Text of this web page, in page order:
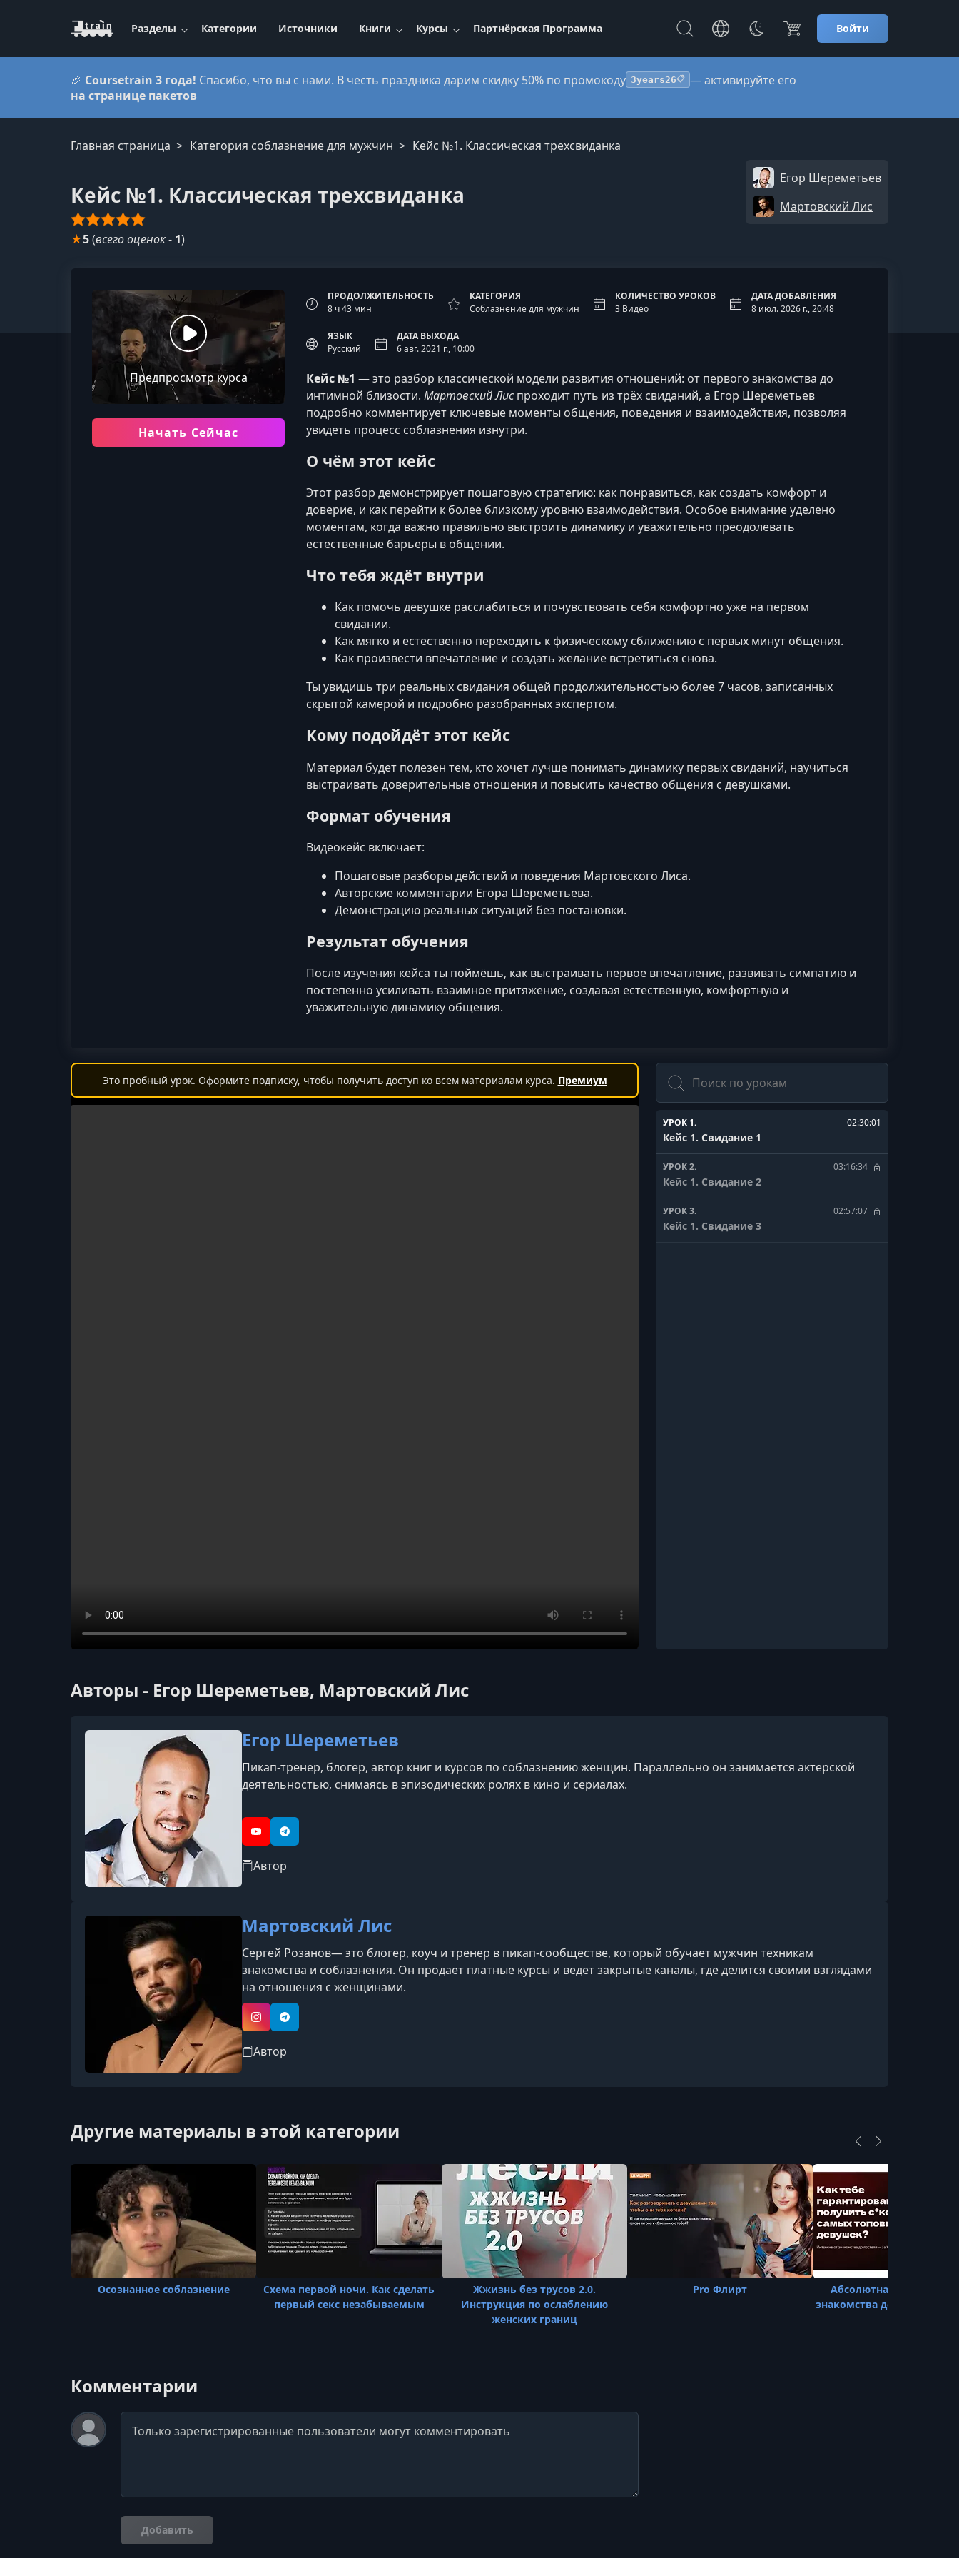
Разделы Категории Источники Книги Курсы Партнёрская Программа Войти
🎉 Coursetrain 3 года! Спасибо, что вы с нами. В честь праздника дарим скидку 50% по промокоду 3years26📋 — активируйте его
на странице пакетов
Главная страница Категория соблазнение для мужчин Кейс №1. Классическая трехсвиданка
Кейс №1. Классическая трехсвиданка
Егор Шереметьев
Мартовский Лис
★5(всего оценок- 1)
Предпросмотр курса
Начать Сейчас
ПРОДОЛЖИТЕЛЬНОСТЬ
8 ч 43 мин
КАТЕГОРИЯ
Соблазнение для мужчин
КОЛИЧЕСТВО УРОКОВ
3 Видео
ДАТА ДОБАВЛЕНИЯ
8 июл. 2026 г., 20:48
ЯЗЫК
Русский
ДАТА ВЫХОДА
6 авг. 2021 г., 10:00
Кейс №1 — это разбор классической модели развития отношений: от первого знакомства до
интимной близости. Мартовский Лиспроходит путь из трёх свиданий, а Егор Шереметьев
подробно комментирует ключевые моменты общения, поведения и взаимодействия, позволяя
увидеть процесс соблазнения изнутри.
О чём этот кейс
Этот разбор демонстрирует пошаговую стратегию: как понравиться, как создать комфорт и
доверие, и как перейти к более близкому уровню взаимодействия. Особое внимание уделено
моментам, когда важно правильно выстроить динамику и уважительно преодолевать
естественные барьеры в общении.
Что тебя ждёт внутри
Как помочь девушке расслабиться и почувствовать себя комфортно уже на первом
свидании.
Как мягко и естественно переходить к физическому сближению с первых минут общения.
Как произвести впечатление и создать желание встретиться снова.
Ты увидишь три реальных свидания общей продолжительностью более 7 часов, записанных
скрытой камерой и подробно разобранных экспертом.
Кому подойдёт этот кейс
Материал будет полезен тем, кто хочет лучше понимать динамику первых свиданий, научиться
выстраивать доверительные отношения и повысить качество общения с девушками.
Формат обучения
Видеокейс включает:
Пошаговые разборы действий и поведения Мартовского Лиса.
Авторские комментарии Егора Шереметьева.
Демонстрацию реальных ситуаций без постановки.
Результат обучения
После изучения кейса ты поймёшь, как выстраивать первое впечатление, развивать симпатию и
постепенно усиливать взаимное притяжение, создавая естественную, комфортную и
уважительную динамику общения.
Это пробный урок. Оформите подписку, чтобы получить доступ ко всем материалам курса. Премиум
Поиск
УРОК 1. 02:30:01
Кейс 1. Свидание 1
УРОК 2. 03:16:34
Кейс 1. Свидание 2
УРОК 3. 02:57:07
Кейс 1. Свидание 3
Авторы - Егор Шереметьев, Мартовский Лис
Егор Шереметьев
Пикап-тренер, блогер, автор книг и курсов по соблазнению женщин. Параллельно он занимается актерской
деятельностью, снимаясь в эпизодических ролях в кино и сериалах.
YouTubeTelegram
Автор
Мартовский Лис
Сергей Розанов— это блогер, коуч и тренер в пикап-сообществе, который обучает мужчин техникам
знакомства и соблазнения. Он продает платные курсы и ведет закрытые каналы, где делится своими взглядами
на отношения с женщинами.
InstagramTelegram
Автор
Другие материалы в этой категории
Осознанное соблазнение
Схема первой ночи. Как сделать
первый секс незабываемым
Жжизнь без трусов 2.0.
Инструкция по ослаблению
женских границ
Pro Флирт
Абсолютная
знакомства до постели за
Комментарии
Комментарий
Добавить